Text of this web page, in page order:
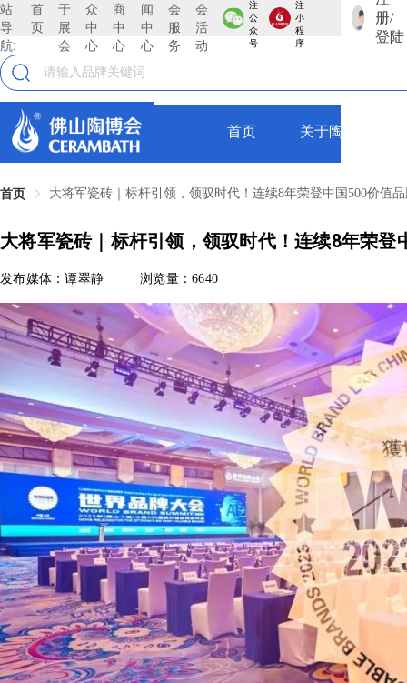
站
导
航:
首
页
于
展
会
众
中
心
商
中
心
闻
中
心
会
服
务
会
活
动
注
公
众
号
注
小
程
序
册/
登陆
首页 关于陶博会
首页 大将军瓷砖｜标杆引领，领驭时代！连续8年荣登中国500价值
大将军瓷砖｜标杆引领，领驭时代！连续8年荣
发布媒体：谭翠静 浏览量：6640